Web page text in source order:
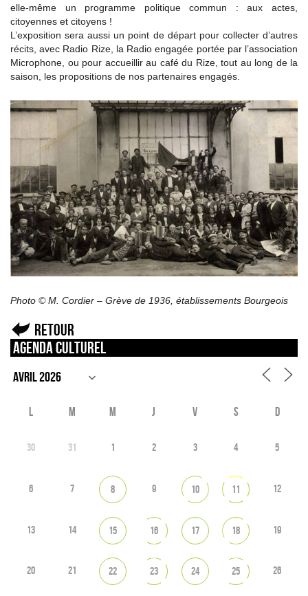
elle-même un programme politique commun : aux actes,
citoyennes et citoyens !
L’exposition sera aussi un point de départ pour collecter d’autres
récits, avec Radio Rize, la Radio engagée portée par l’association
Microphone, ou pour accueillir au café du Rize, tout au long de la
saison, les propositions de nos partenaires engagés.
Photo © M. Cordier – Grève de 1936, établissements Bourgeois
Retour
Agenda culturel
L M M J V S D
30 31 1 2 3 4 5
6 7 8 9 10 11 12
13 14 15 16 17 18 19
20 21 22 23 24 25 26